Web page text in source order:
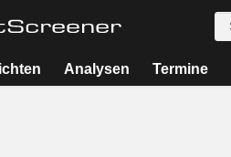
Analysen Termine